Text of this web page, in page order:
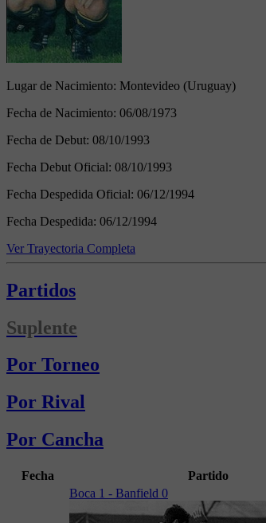
Lugar de Nacimiento: Montevideo (Uruguay)
Fecha de Nacimiento: 06/08/1973
Fecha de Debut: 08/10/1993
Fecha Debut Oficial: 08/10/1993
Fecha Despedida Oficial: 06/12/1994
Fecha Despedida: 06/12/1994
Ver Trayectoria Completa
Partidos
Suplente
Por Torneo
Por Rival
Por Cancha
Fecha Partido
Boca 1 - Banfield 0